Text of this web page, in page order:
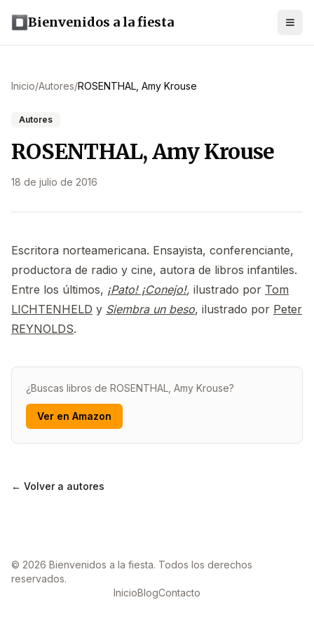
Bienvenidos a la fiesta
Inicio/Autores/ROSENTHAL, Amy Krouse
Autores
ROSENTHAL, Amy Krouse
18 de julio de 2016
Escritora norteamericana. Ensayista, conferenciante,
productora de radio y cine, autora de libros infantiles.
Entre los últimos, ¡Pato! ¡Conejo!, ilustrado por Tom
LICHTENHELD y Siembra un beso, ilustrado por Peter
REYNOLDS.
¿Buscas libros de ROSENTHAL, Amy Krouse?
Ver en Amazon
← Volver a autores
© 2026 Bienvenidos a la fiesta. Todos los derechos
reservados.
InicioBlogContacto